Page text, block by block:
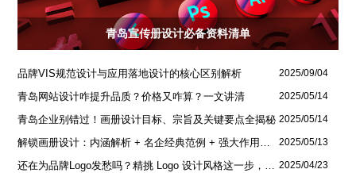
青岛宣传册设计必备资料清单
品牌VIS规范设计与应用落地设计的核心区别解析 2025/09/04
青岛网站设计咋提升品质？价格又咋算？一文讲清 2025/05/14
青岛企业别错过！画册设计目标、宗旨及关键要点全揭秘 2025/05/14
解锁画册设计：内涵解析 + 名企经典范例 + 强大作用全揭秘 2025/05/13
还在为品牌Logo发愁吗？精挑 Logo 设计风格这一步，轻松铸就独属于你的品牌魅力 2025/04/23